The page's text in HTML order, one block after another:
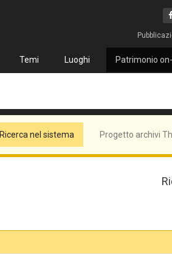
Temi Luoghi Patrimonio
Ricerca nel sistema Progetto archivi